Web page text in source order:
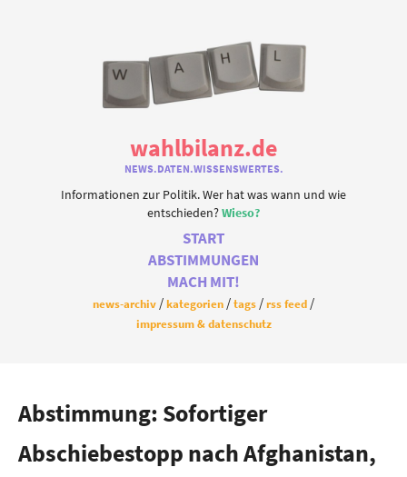
wahlbilanz.de
NEWS.DATEN.WISSENSWERTES.
Informationen zur Politik. Wer hat was wann und wie
entschieden?Wieso?
START
ABSTIMMUNGEN
MACH MIT!
news-archiv kategorien tags
rss feed
impressum & datenschutz
Abstimmung: Sofortiger
Abschiebestopp nach Afghanistan,